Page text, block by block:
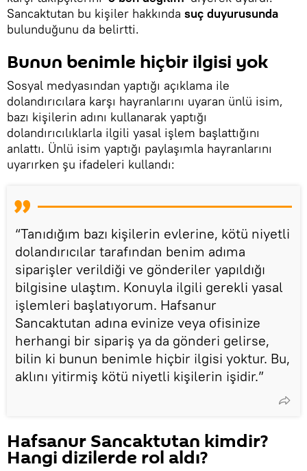
Sancaktutan bu kişiler hakkında suç duyurusunda
bulunduğunu da belirtti.
Bunun benimle hiçbir ilgisi yok
Sosyal medyasından yaptığı açıklama ile
dolandırıcılara karşı hayranlarını uyaran ünlü isim,
bazı kişilerin adını kullanarak yaptığı
dolandırıcılıklarla ilgili yasal işlem başlattığını
anlattı. Ünlü isim yaptığı paylaşımla hayranlarını
uyarırken şu ifadeleri kullandı:
“Tanıdığım bazı kişilerin evlerine, kötü niyetli
dolandırıcılar tarafından benim adıma
siparişler verildiği ve gönderiler yapıldığı
bilgisine ulaştım. Konuyla ilgili gerekli yasal
işlemleri başlatıyorum. Hafsanur
Sancaktutan adına evinize veya ofisinize
herhangi bir sipariş ya da gönderi gelirse,
bilin ki bunun benimle hiçbir ilgisi yoktur. Bu,
aklını yitirmiş kötü niyetli kişilerin işidir.”
Hafsanur Sancaktutan kimdir?
Hangi dizilerde rol aldı?